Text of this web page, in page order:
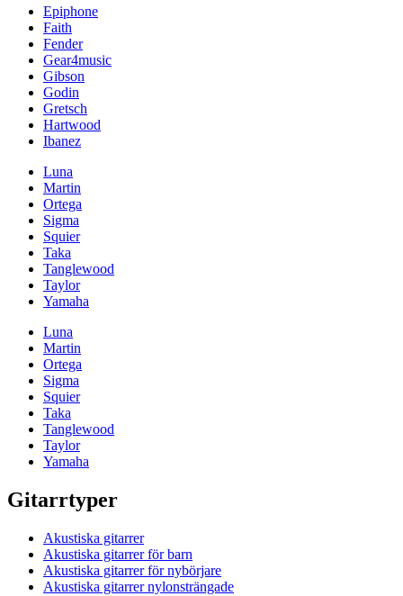
Epiphone
Faith
Fender
Gear4music
Gibson
Godin
Gretsch
Hartwood
Ibanez
Luna
Martin
Ortega
Sigma
Squier
Taka
Tanglewood
Taylor
Yamaha
Luna
Martin
Ortega
Sigma
Squier
Taka
Tanglewood
Taylor
Yamaha
Gitarrtyper
Akustiska gitarrer
Akustiska gitarrer för barn
Akustiska gitarrer för nybörjare
Akustiska gitarrer nylonsträngade